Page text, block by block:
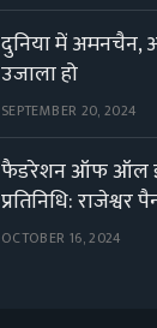
दुनिया में अमनचैन,
उजाला हो
SEPTEMBER 20, 2024
फैडरेशन ऑफ ऑल
प्रतिनिधि: राजेश्वर
OCTOBER 16, 2024